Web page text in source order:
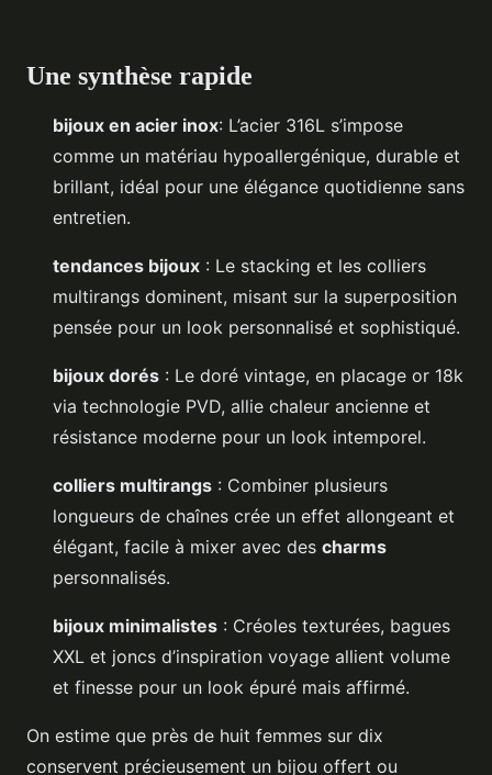
Une synthèse rapide
bijoux en acier inox: L’acier 316L s’impose
comme un matériau hypoallergénique, durable et
brillant, idéal pour une élégance quotidienne sans
entretien.
tendances bijoux : Le stacking et les colliers
multirangs dominent, misant sur la superposition
pensée pour un look personnalisé et sophistiqué.
bijoux dorés : Le doré vintage, en placage or 18k
via technologie PVD, allie chaleur ancienne et
résistance moderne pour un look intemporel.
colliers multirangs : Combiner plusieurs
longueurs de chaînes crée un effet allongeant et
élégant, facile à mixer avec des charms
personnalisés.
bijoux minimalistes : Créoles texturées, bagues
XXL et joncs d’inspiration voyage allient volume
et finesse pour un look épuré mais affirmé.
On estime que près de huit femmes sur dix
conservent précieusement un bijou offert ou